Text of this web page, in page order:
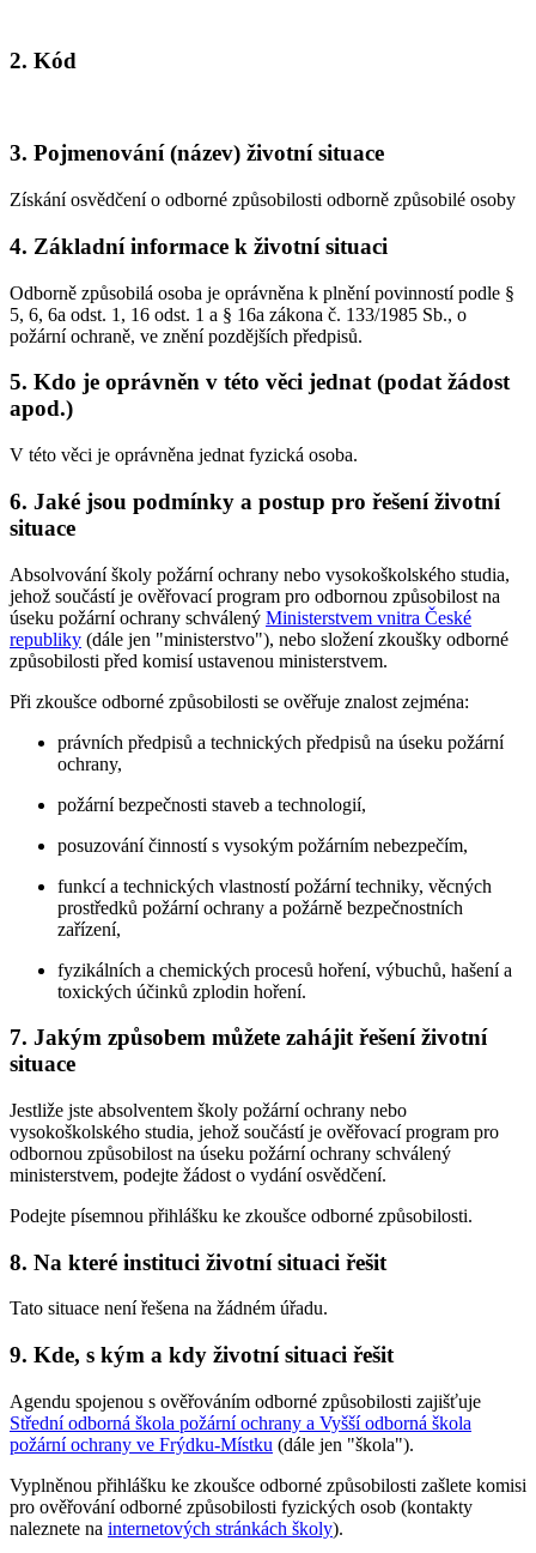
2. Kód
3. Pojmenování (název) životní situace
Získání osvědčení o odborné způsobilosti odborně způsobilé osoby
4. Základní informace k životní situaci
Odborně způsobilá osoba je oprávněna k plnění povinností podle §
5, 6, 6a odst. 1, 16 odst. 1 a § 16a zákona č. 133/1985 Sb., o
požární ochraně, ve znění pozdějších předpisů.
5. Kdo je oprávněn v této věci jednat (podat žádost
apod.)
V této věci je oprávněna jednat fyzická osoba.
6. Jaké jsou podmínky a postup pro řešení životní
situace
Absolvování školy požární ochrany nebo vysokoškolského studia,
jehož součástí je ověřovací program pro odbornou způsobilost na
úseku požární ochrany schválený Ministerstvem vnitra České
republiky (dále jen "ministerstvo"), nebo složení zkoušky odborné
způsobilosti před komisí ustavenou ministerstvem.
Při zkoušce odborné způsobilosti se ověřuje znalost zejména:
právních předpisů a technických předpisů na úseku požární
ochrany,
požární bezpečnosti staveb a technologií,
posuzování činností s vysokým požárním nebezpečím,
funkcí a technických vlastností požární techniky, věcných
prostředků požární ochrany a požárně bezpečnostních
zařízení,
fyzikálních a chemických procesů hoření, výbuchů, hašení a
toxických účinků zplodin hoření.
7. Jakým způsobem můžete zahájit řešení životní
situace
Jestliže jste absolventem školy požární ochrany nebo
vysokoškolského studia, jehož součástí je ověřovací program pro
odbornou způsobilost na úseku požární ochrany schválený
ministerstvem, podejte žádost o vydání osvědčení.
Podejte písemnou přihlášku ke zkoušce odborné způsobilosti.
8. Na které instituci životní situaci řešit
Tato situace není řešena na žádném úřadu.
9. Kde, s kým a kdy životní situaci řešit
Agendu spojenou s ověřováním odborné způsobilosti zajišťuje
Střední odborná škola požární ochrany a Vyšší odborná škola
požární ochrany ve Frýdku-Místku (dále jen "škola").
Vyplněnou přihlášku ke zkoušce odborné způsobilosti zašlete komisi
pro ověřování odborné způsobilosti fyzických osob (kontakty
naleznete na internetových stránkách školy).